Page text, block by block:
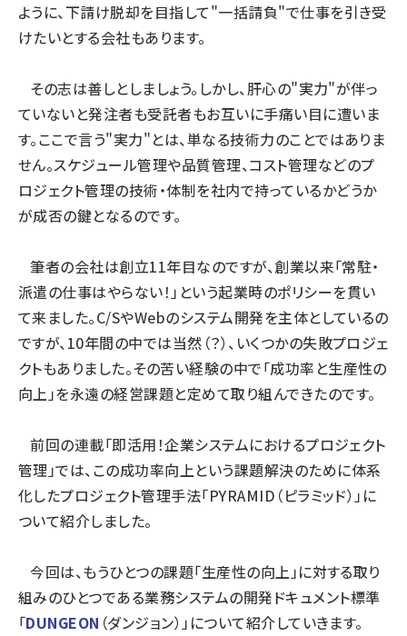
ように、下請け脱却を目指して"一括請負"で仕事を引き受
けたいとする会社もあります。
その志は善しとしましょう。しかし、肝心の"実力"が伴っ
ていないと発注者も受託者もお互いに手痛い目に遭いま
す。ここで言う"実力"とは、単なる技術力のことではありま
せん。スケジュール管理や品質管理、コスト管理などのプ
ロジェクト管理の技術・体制を社内で持っているかどうか
が成否の鍵となるのです。
筆者の会社は創立11年目なのですが、創業以来「常駐・
派遣の仕事はやらない！」という起業時のポリシーを貫い
て来ました。C/SやWebのシステム開発を主体としているの
ですが、10年間の中では当然（？）、いくつかの失敗プロジェ
クトもありました。その苦い経験の中で「成功率と生産性の
向上」を永遠の経営課題と定めて取り組んできたのです。
前回の連載「即活用！企業システムにおけるプロジェクト
管理」では、この成功率向上という課題解決のために体系
化したプロジェクト管理手法「PYRAMID（ピラミッド）」に
ついて紹介しました。
今回は、もうひとつの課題「生産性の向上」に対する取り
組みのひとつである業務システムの開発ドキュメント標準
「DUNGEON （ダンジョン）」について紹介していきます。